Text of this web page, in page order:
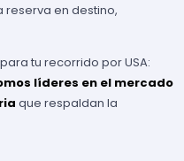
reserva en destino,
para tu recorrido por USA:
líderes en el mercado
que respaldan la